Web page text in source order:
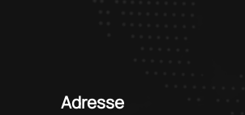
Adresse